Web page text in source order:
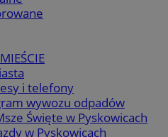
i telefony
wywozu odpadów
Święte w Pyskowicach
w Pyskowicach